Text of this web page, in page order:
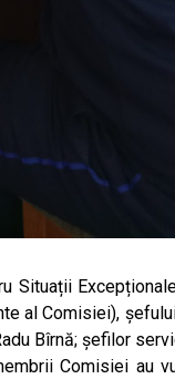
al Comisiei),
Bîrnă; șefilor
Comisiei au